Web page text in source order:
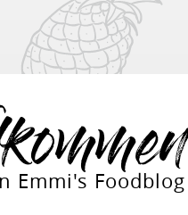
Emmi's Foodblog